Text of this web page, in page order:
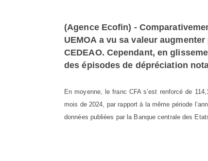
(Agence Ecofin) -
UEMOA a vu sa valeur
CEDEAO. Cependant, en
des épisodes de dépréciation
En moyenne, le franc CFA s’est renforcé de
mois de 2024, par rapport à la même période
données publiées par la Banque centrale des